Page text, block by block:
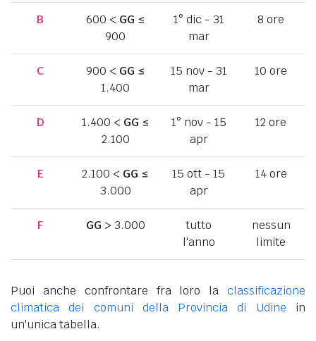
B 600 < GG ≤
900
1° dic - 31
mar
8 ore
C 900 < GG ≤
1.400
15 nov - 31
mar
10 ore
D 1.400 < GG ≤
2.100
1° nov - 15
apr
12 ore
E 2.100 < GG ≤
3.000
15 ott - 15
apr
14 ore
F GG > 3.000
tutto
l'anno
nessun
limite
Puoi anche confrontare fra loro la classificazione
climatica dei comuni della Provincia di Udine in
un'unica tabella.